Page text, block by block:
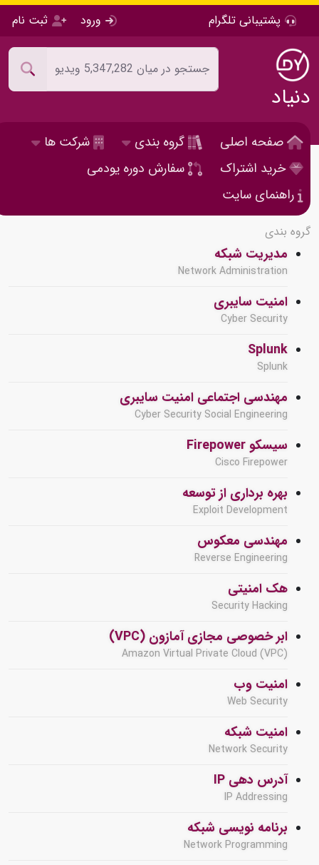
پشتیبانی تلگرام ورود ثبت نام
دنیاد
صفحه اصلی گروه بندی
شرکت ها
خرید اشتراک
سفارش دوره یودمی
راهنمای سایت
گروه بندی
مدیریت شبکه
Network Administration
امنیت سایبری
Cyber Security
Splunk
Splunk
مهندسی اجتماعی امنیت سایبری
Cyber Security Social Engineering
سیسکو Firepower
Cisco Firepower
بهره برداری از توسعه
Exploit Development
مهندسی معکوس
Reverse Engineering
هک امنیتی
Security Hacking
ابر خصوصی مجازی آمازون (VPC)
Amazon Virtual Private Cloud (VPC)
امنیت وب
Web Security
امنیت شبکه
Network Security
آدرس دهی IP
IP Addressing
برنامه نویسی شبکه
Network Programming